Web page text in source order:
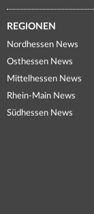
REGIONEN
Nordhessen News
Osthessen News
Mittelhessen News
Rhein-Main News
Südhessen News